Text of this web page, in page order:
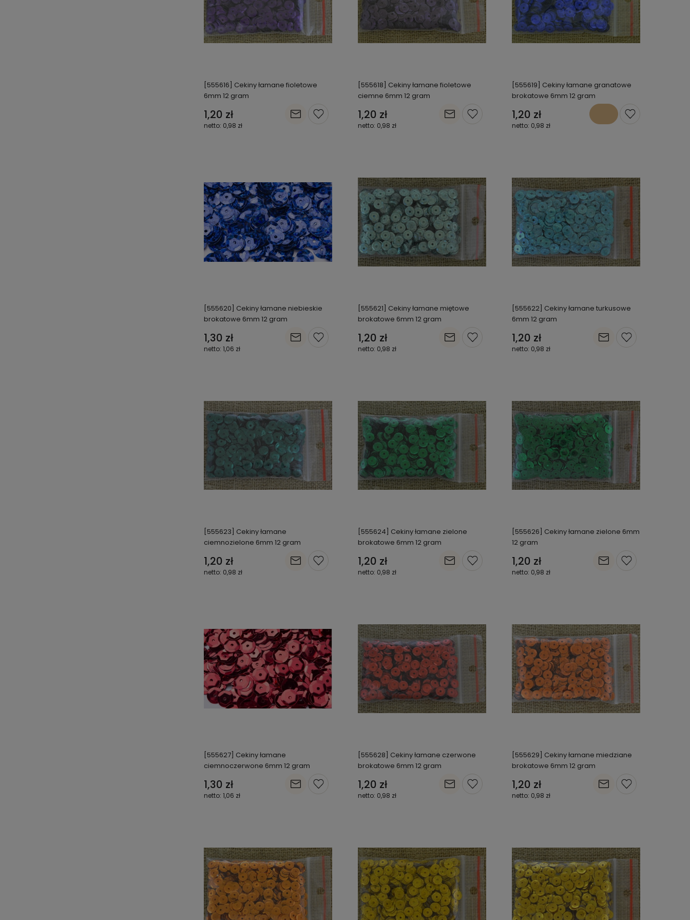
[555616] Cekiny łamane fioletowe
6mm 12 gram
1,20 zł
0,98 zł
[555618] Cekiny łamane fioletowe
ciemne 6mm 12 gram
1,20 zł
0,98 zł
[555619] Cekiny łamane granatowe
brokatowe 6mm 12 gram
1,20 zł
0,98 zł
[555620] Cekiny łamane niebieskie
brokatowe 6mm 12 gram
1,30 zł
1,06 zł
[555621] Cekiny łamane miętowe
brokatowe 6mm 12 gram
1,20 zł
0,98 zł
[555622] Cekiny łamane turkusowe
6mm 12 gram
1,20 zł
0,98 zł
[555623] Cekiny łamane
ciemnozielone 6mm 12 gram
1,20 zł
0,98 zł
[555624] Cekiny łamane zielone
brokatowe 6mm 12 gram
1,20 zł
0,98 zł
[555626] Cekiny łamane zielone 6mm
12 gram
1,20 zł
0,98 zł
[555627] Cekiny łamane
ciemnoczerwone 6mm 12 gram
1,30 zł
1,06 zł
[555628] Cekiny łamane czerwone
brokatowe 6mm 12 gram
1,20 zł
0,98 zł
[555629] Cekiny łamane miedziane
brokatowe 6mm 12 gram
1,20 zł
0,98 zł